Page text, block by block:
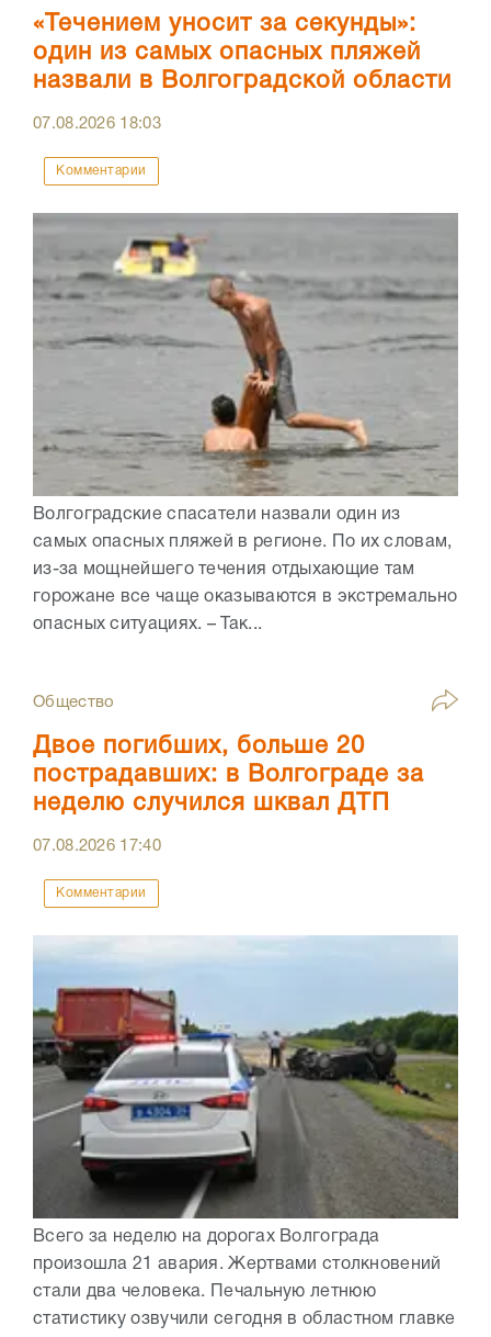
«Течением уносит за секунды»:
один из самых опасных пляжей
назвали в Волгоградской области
07.08.2026 18:03
Комментарии
Волгоградские спасатели назвали один из
самых опасных пляжей в регионе. По их словам,
из-за мощнейшего течения отдыхающие там
горожане все чаще оказываются в экстремально
опасных ситуациях. – Так...
Общество
Двое погибших, больше 20
пострадавших: в Волгограде за
неделю случился шквал ДТП
07.08.2026 17:40
Комментарии
Всего за неделю на дорогах Волгограда
произошла 21 авария. Жертвами столкновений
стали два человека. Печальную летнюю
статистику озвучили сегодня в областном главке